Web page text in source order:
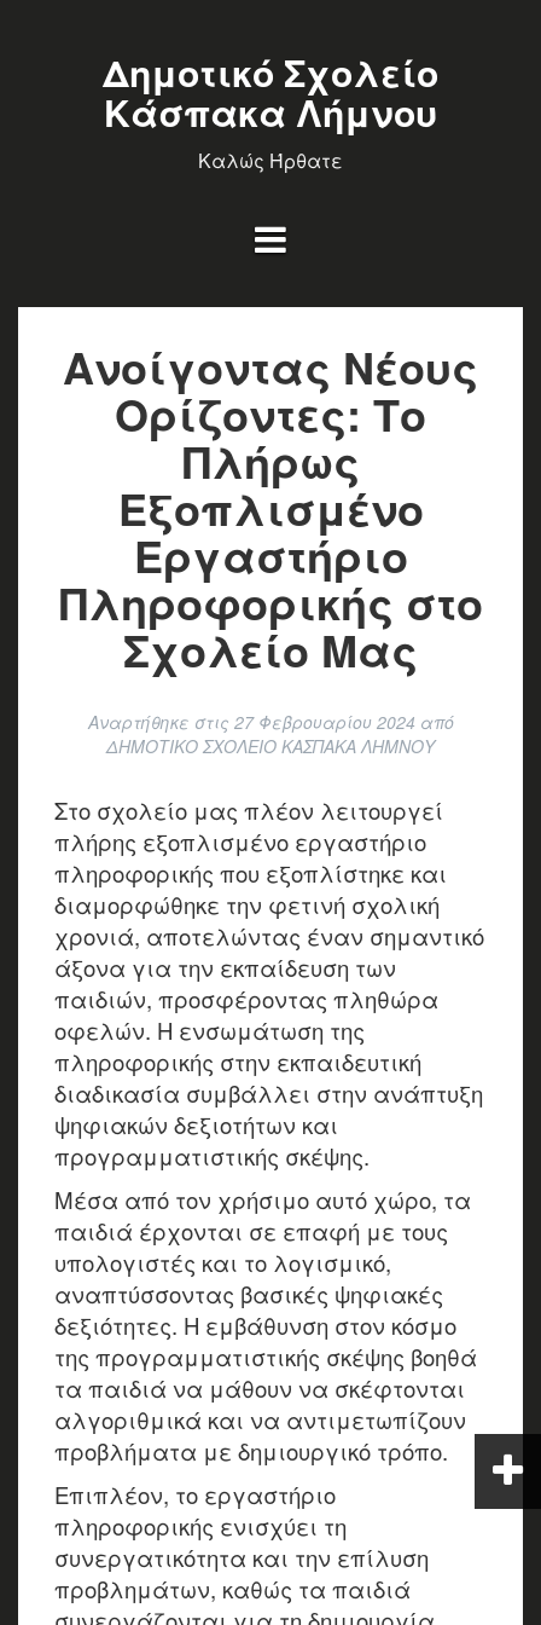
Δημοτικό Σχολείο
Κάσπακα Λήμνου
Καλώς Ήρθατε
Ανοίγοντας Νέους
Ορίζοντες: Το
Πλήρως
Εξοπλισμένο
Εργαστήριο
Πληροφορικής στο
Σχολείο Μας
Αναρτήθηκε στις 27 Φεβρουαρίου 2024 από
ΔΗΜΟΤΙΚΟ ΣΧΟΛΕΙΟ ΚΑΣΠΑΚΑ ΛΗΜΝΟΥ
Στο σχολείο μας πλέον λειτουργεί
πλήρης εξοπλισμένο εργαστήριο
πληροφορικής που εξοπλίστηκε και
διαμορφώθηκε την φετινή σχολική
χρονιά, αποτελώντας έναν σημαντικό
άξονα για την εκπαίδευση των
παιδιών, προσφέροντας πληθώρα
οφελών. Η ενσωμάτωση της
πληροφορικής στην εκπαιδευτική
διαδικασία συμβάλλει στην ανάπτυξη
ψηφιακών δεξιοτήτων και
προγραμματιστικής σκέψης.
Μέσα από τον χρήσιμο αυτό χώρο, τα
παιδιά έρχονται σε επαφή με τους
υπολογιστές και το λογισμικό,
αναπτύσσοντας βασικές ψηφιακές
δεξιότητες. Η εμβάθυνση στον κόσμο
της προγραμματιστικής σκέψης βοηθά
τα παιδιά να μάθουν να σκέφτονται
αλγοριθμικά και να αντιμετωπίζουν
προβλήματα με δημιουργικό τρόπο.
Επιπλέον, το εργαστήριο
πληροφορικής ενισχύει τη
συνεργατικότητα και την επίλυση
προβλημάτων, καθώς τα παιδιά